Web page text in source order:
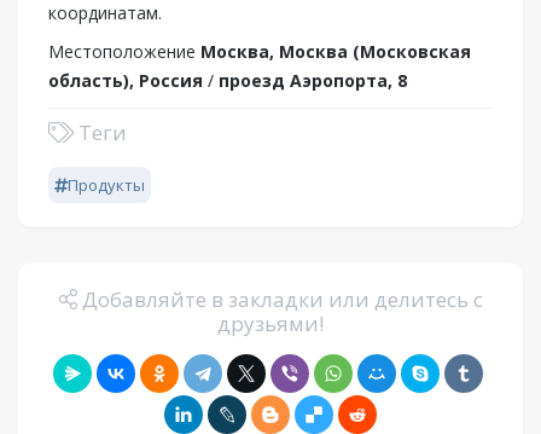
координатам.
Местоположение Москва, Москва (Московская
область), Россия / проезд Аэропорта, 8
Теги
Продукты
Добавляйте в закладки или делитесь с
друзьями!